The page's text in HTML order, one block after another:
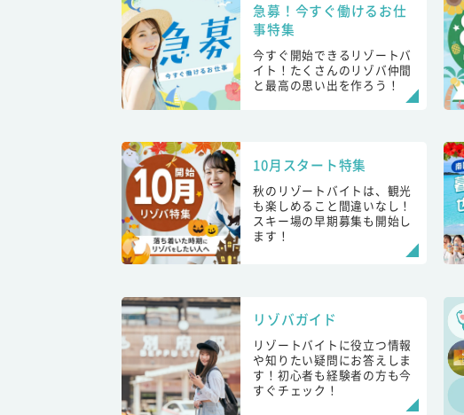
急募！今すぐ働けるお仕
事特集
今すぐ開始できるリゾートバ
イト！たくさんのリゾバ仲間
と最高の思い出を作ろう！
10月スタート特集
秋のリゾートバイトは、観光
も楽しめること間違いなし！
スキー場の早期募集も開始し
ます！
リゾバガイド
リゾートバイトに役立つ情報
や知りたい疑問にお答えしま
す！初心者も経験者の方も今
すぐチェック！